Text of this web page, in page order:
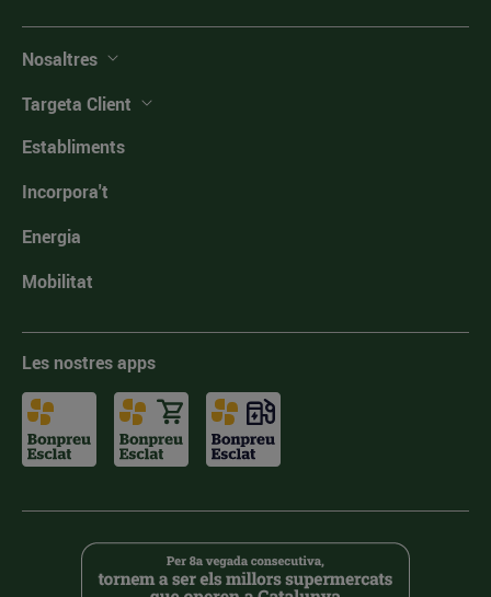
Nosaltres
Targeta Client
Establiments
Incorpora't
Energia
Mobilitat
Les nostres apps